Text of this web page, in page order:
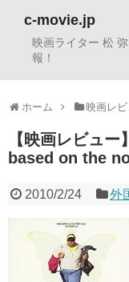
c-movie.jp
映画ライター 松
報！
ホーム 映画レ
【映画レビュ
based on the
2010/2/24 外